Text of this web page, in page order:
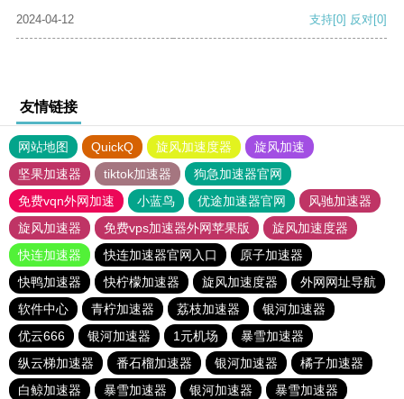
2024-04-12 支持[0] 反对[0]
友情链接
网站地图 QuickQ 旋风加速度器
旋风加速
坚果加速器
tiktok加速器
狗急加速器官网
免费vqn外网加速
小蓝鸟 优途加速器官网
风驰加速器
旋风加速器
免费vps加速器外网苹果版
旋风加速度器
快连加速器
快连加速器官网入口
原子加速器
快鸭加速器
快柠檬加速器 旋风加速度器
外网网址导航
软件中心
青柠加速器 荔枝加速器
银河加速器
优云666
银河加速器 1元机场
暴雪加速器
纵云梯加速器
番石榴加速器 银河加速器
橘子加速器
白鲸加速器
暴雪加速器 银河加速器
暴雪加速器